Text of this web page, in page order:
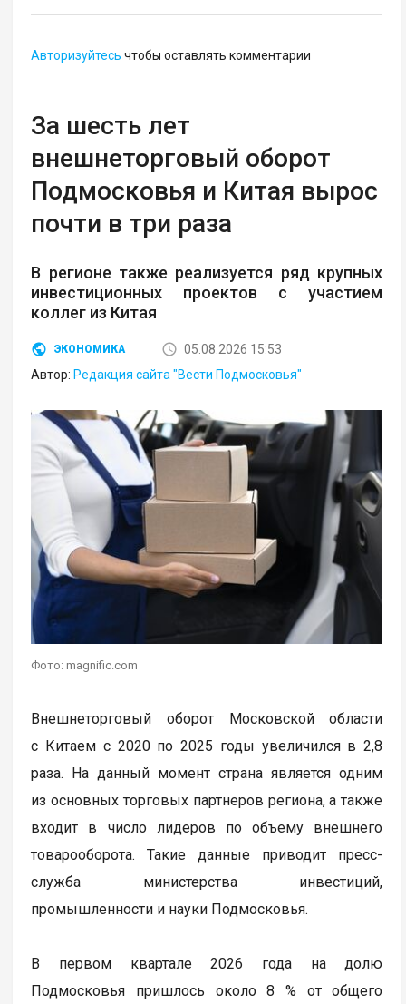
Авторизуйтесь чтобы оставлять комментарии
За шесть лет
внешнеторговый оборот
Подмосковья и Китая вырос
почти в три раза
В регионе также реализуется ряд крупных
инвестиционных проектов с участием
коллег из Китая
ЭКОНОМИКА
05.08.2026 15:53
Автор: Редакция сайта "Вести Подмосковья"
Фото: magnific.com
Внешнеторговый оборот Московской области
с Китаем с 2020 по 2025 годы увеличился в 2,8
раза. На данный момент страна является одним
из основных торговых партнеров региона, а также
входит в число лидеров по объему внешнего
товарооборота. Такие данные приводит пресс-
служба министерства инвестиций,
промышленности и науки Подмосковья.
В первом квартале 2026 года на долю
Подмосковья пришлось около 8 % от общего